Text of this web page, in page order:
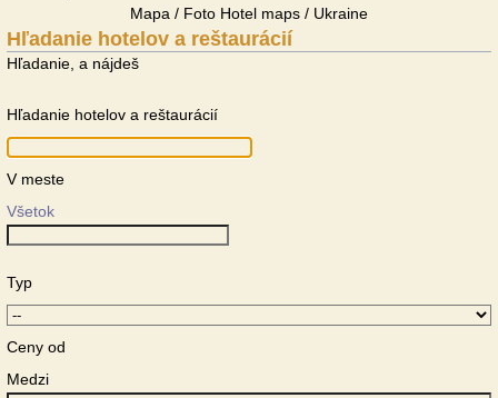
Mapa / Foto Hotel maps / Ukraine
Hľadanie hotelov a reštaurácií
Hľadanie, a nájdeš
Hľadanie hotelov a reštaurácií
V meste
Všetok
Typ
Ceny od
Medzi